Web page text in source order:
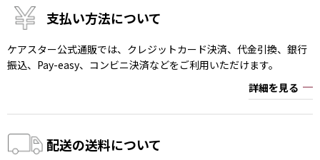
支払い方法について
ケアスター公式通販では、クレジットカード決済、代金引換、銀行
振込、Pay-easy、コンビニ決済などをご利用いただけます。
詳細を見る
配送の送料について